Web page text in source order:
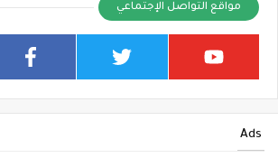
مواقع التواصل الإجتماعي
Ads